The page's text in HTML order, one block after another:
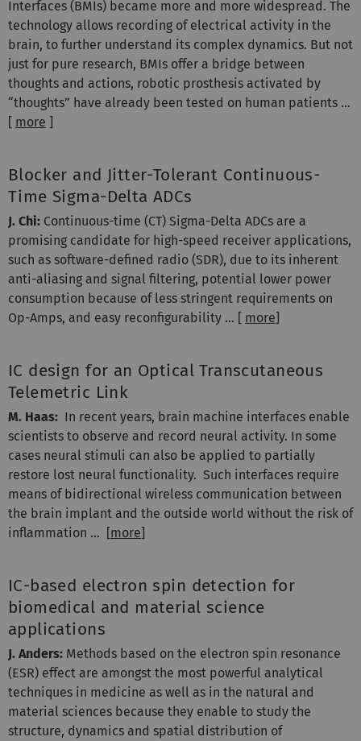
Interfaces (BMIs) became more and more widespread. The
technology allows recording of electrical activity in the
brain, to further understand its complex dynamics. But not
just for pure research, BMIs offer a bridge between
thoughts and actions, robotic prosthesis activated by
“thoughts” have already been tested on human patients ...
[ more ]
Blocker and Jitter-Tolerant Continuous-
Time Sigma-Delta ADCs
J. Chi: Continuous-time (CT) Sigma-Delta ADCs are a
promising candidate for high-speed receiver applications,
such as software-defined radio (SDR), due to its inherent
anti-aliasing and signal filtering, potential lower power
consumption because of less stringent requirements on
Op-Amps, and easy reconfigurability ... [ more]
IC design for an Optical Transcutaneous
Telemetric Link
M. Haas: In recent years, brain machine interfaces enable
scientists to observe and record neural activity. In some
cases neural stimuli can also be applied to partially
restore lost neural functionality. Such interfaces require
means of bidirectional wireless communication between
the brain implant and the outside world without the risk of
inflammation ... [more]
IC-based electron spin detection for
biomedical and material science
applications
J. Anders: Methods based on the electron spin resonance
(ESR) effect are amongst the most powerful analytical
techniques in medicine as well as in the natural and
material sciences because they enable to study the
structure, dynamics and spatial distribution of